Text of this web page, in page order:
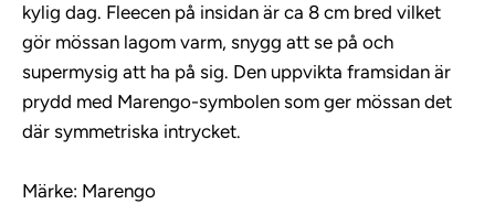
kylig dag. Fleecen på insidan är ca 8 cm bred vilket
gör mössan lagom varm, snygg att se på och
supermysig att ha på sig. Den uppvikta framsidan är
prydd med Marengo-symbolen som ger mössan det
där symmetriska intrycket.
Märke: Marengo